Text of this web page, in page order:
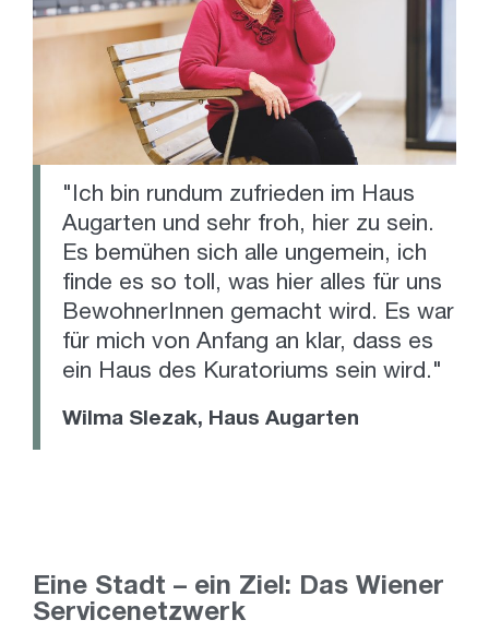
"Ich bin rundum zufrieden im Haus
Augarten und sehr froh, hier zu sein.
Es bemühen sich alle ungemein, ich
finde es so toll, was hier alles für uns
BewohnerInnen gemacht wird. Es war
für mich von Anfang an klar, dass es
ein Haus des Kuratoriums sein wird."
Wilma Slezak, Haus Augarten
Eine Stadt – ein Ziel: Das Wiener
Servicenetzwerk